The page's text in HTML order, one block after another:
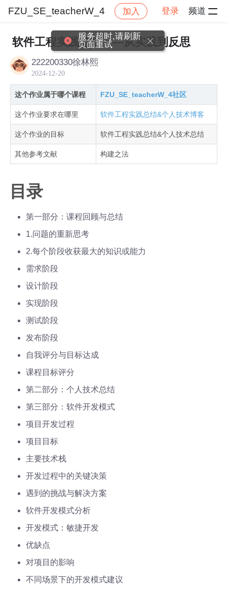
FZU_SE_teacherW_4 加入 登录 频道
社区 FZU_SE_teacherW_4 作业提交
软件工程实践总结——从实践到反思
222200330徐林熙
2024-12-20
这个作业属于哪个课程 FZU_SE_teacherW_4社区
这个作业要求在哪里 软件工程实践总结&个人技术博客
这个作业的目标 软件工程实践总结&个人技术总结
其他参考文献 构建之法
目录
第一部分：课程回顾与总结
1.问题的重新思考
2.每个阶段收获最大的知识或能力
需求阶段
设计阶段
实现阶段
测试阶段
发布阶段
自我评分与目标达成
课程目标评分
第二部分：个人技术总结
第三部分：软件开发模式
项目开发过程
项目目标
主要技术栈
开发过程中的关键决策
遇到的挑战与解决方案
软件开发模式分析
开发模式：敏捷开发
优缺点
对项目的影响
不同场景下的开发模式建议
服务超时,请刷新
页面重试